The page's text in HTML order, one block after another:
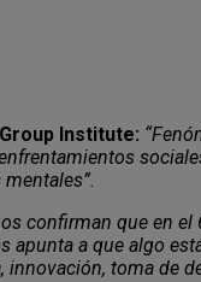
Institute:
confirman que en
a que algo
toma